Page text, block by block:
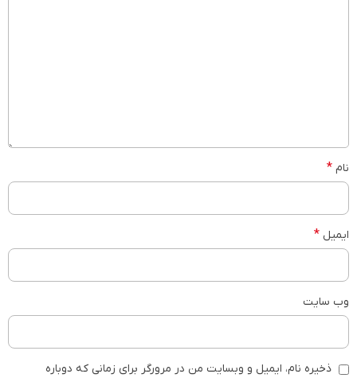
نام *
ایمیل *
وب‌ سایت
ذخیره نام، ایمیل و وبسایت من در مرورگر برای زمانی که دوباره